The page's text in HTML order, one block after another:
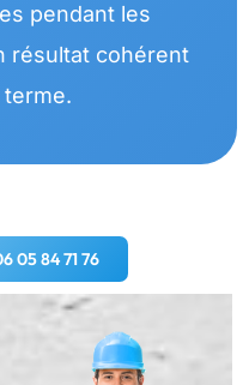
pendant les
résultat cohérent
05 84 71 76